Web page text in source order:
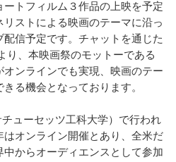
トフィルム３作品の上映を予定
ストによる映画のテーマに沿っ
信予定です。チャットを通じた
り、本映画祭のモットーである
オンラインでも実現、映画のテー
る機会となっております。
ューセッツ工科大学）で行われ
オンライン開催とあり、全米だ
からオーディエンスとして参加